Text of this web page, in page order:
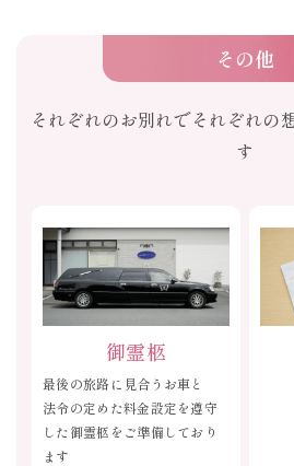
その他
それぞれのお別れでそれぞれの
す
御霊柩
最後の旅路に見合うお車と
法令の定めた料金設定を遵守
した御霊柩をご準備しており
ます